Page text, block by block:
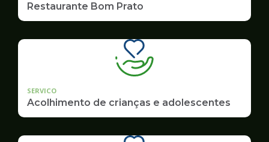
Restaurante Bom Prato
SERVICO
Acolhimento de crianças e adolescentes